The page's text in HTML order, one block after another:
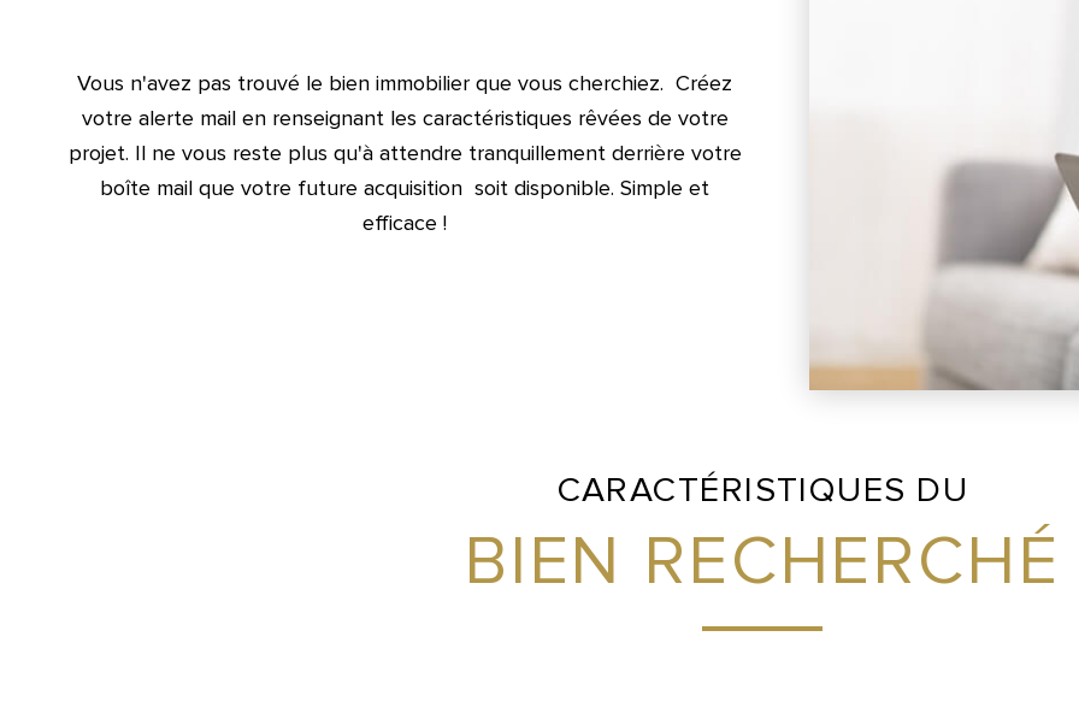
Vous n'avez pas trouvé le bien immobilier que vous cherchiez. Créez
votre alerte mail en renseignant les caractéristiques rêvées de votre
projet. Il ne vous reste plus qu'à attendre tranquillement derrière votre
boîte mail que votre future acquisition soit disponible. Simple et
efficace !
CARACTÉRISTIQUES DU
BIEN RECHERCHÉ